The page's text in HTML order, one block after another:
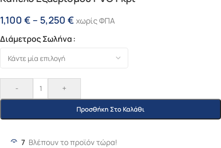
1,100€ – 5,250€ χωρίς ΦΠΑ
Διάμετρος Σωλήνα
- +
Προσθήκη Στο Καλάθι
7 Βλέπουν το προϊόν τώρα!